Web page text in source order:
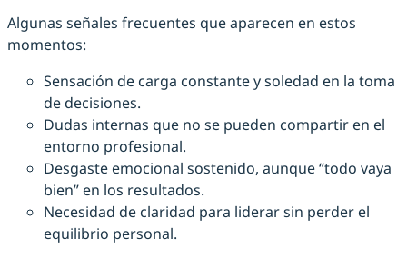
Algunas señales frecuentes que aparecen en estos
momentos:
Sensación de carga constante y soledad en la toma
de decisiones.
Dudas internas que no se pueden compartir en el
entorno profesional.
Desgaste emocional sostenido, aunque “todo vaya
bien” en los resultados.
Necesidad de claridad para liderar sin perder el
equilibrio personal.